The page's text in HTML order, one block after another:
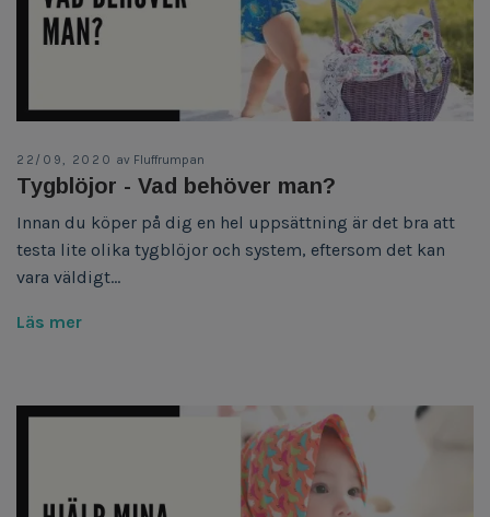
22/09, 2020 av Fluffrumpan
Tygblöjor - Vad behöver man?
Innan du köper på dig en hel uppsättning är det bra att
testa lite olika tygblöjor och system, eftersom det kan
vara väldigt...
Läs mer